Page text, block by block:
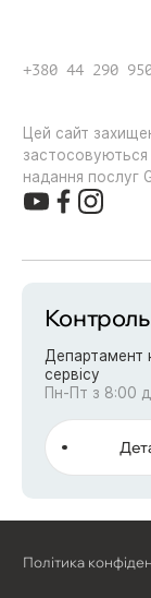
+380 44 290
Цей сайт
застосовуються
надання послуг
Контроль
Департамент
сервісу
Пн-Пт з 8:00
Політика